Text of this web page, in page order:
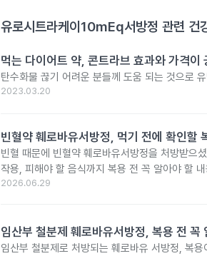
유로시트라케이10mEq서방정 관련 건
먹는 다이어트 약, 콘트라브 효과와 가격이
탄수화물 끊기 어려운 분들께 도움 되는 것으로
2023.03.20
빈혈약 훼로바유서방정, 먹기 전에 확인할
빈혈 때문에 빈혈약 훼로바유서방정을 처방받으
작용, 피해야 할 음식까지 복용 전 꼭 알아야 할
2026.06.29
임산부 철분제 훼로바유서방정, 복용 전 꼭
임산부 철분제로 처방되는 훼로바유 서방정, 복